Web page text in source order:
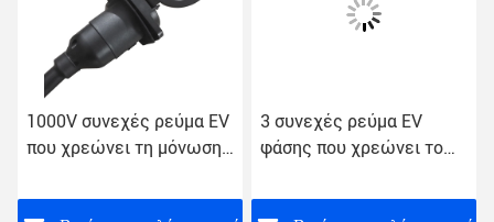
1000V συνεχές ρεύμα EV
που χρεώνει τη μόνωση
ανθεκτική
3 συνεχές ρεύμα EV
φάσης που χρεώνει το
J1772 ηλεκτρικά σκοινιά